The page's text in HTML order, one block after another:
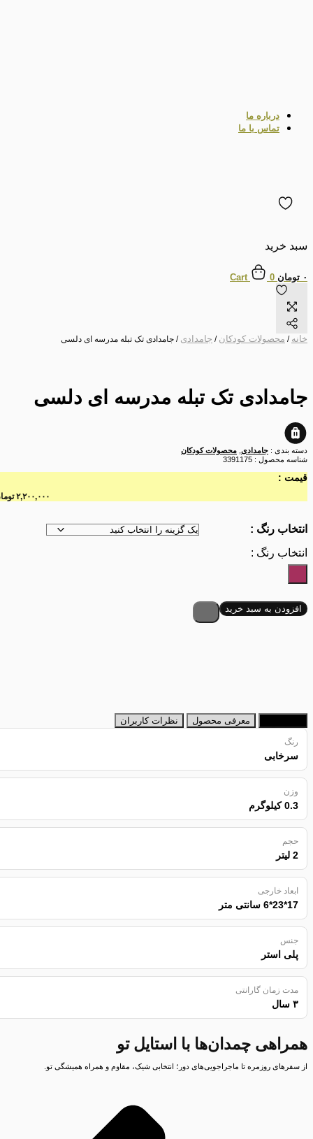
درباره ما
تماس با ما
سبد خرید
تومان 0
Cart
خانه/ محصولات کودکان/ جامدادی/ جامدادی تک تبله مدرسه ای دلسی
جامدادی تک تبله مدرسه ای دلسی
دسته بندی : جامدادی,محصولات کودکان
شناسه محصول : 3391175
قیمت :
۲,۲۰۰,۰۰۰ تومان
انتخاب رنگ :
انتخاب رنگ :
افزودن به سبد خرید
معرفی محصول نظرات کاربران
رنگ
سرخابی
وزن
0.3 کیلوگرم
حجم
ابعاد خارجی
17*23*6 سانتی متر
جنس
پلی استر
مدت زمان گارانتی
همراهی چمدان‌ها با استایل تو
از سفرهای روزمره تا ماجراجویی‌های دور؛ انتخابی شیک، مقاوم و همراه همیشگی تو.